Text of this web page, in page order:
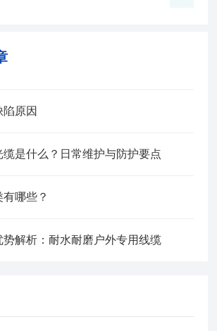
原因
是什么？日常维护与防护要点
哪些？
势解析：耐水耐磨户外专用线缆